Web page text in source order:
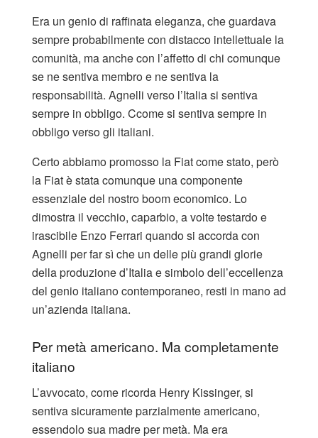
Era un genio di raffinata eleganza, che guardava
sempre probabilmente con distacco intellettuale la
comunità, ma anche con l’affetto di chi comunque
se ne sentiva membro e ne sentiva la
responsabilità. Agnelli verso l’Italia si sentiva
sempre in obbligo. Ccome si sentiva sempre in
obbligo verso gli italiani.
Certo abbiamo promosso la Fiat come stato, però
la Fiat è stata comunque una componente
essenziale del nostro boom economico. Lo
dimostra il vecchio, caparbio, a volte testardo e
irascibile Enzo Ferrari quando si accorda con
Agnelli per far sì che un delle più grandi glorie
della produzione d’Italia e simbolo dell’eccellenza
del genio italiano contemporaneo, resti in mano ad
un’azienda italiana.
Per metà americano. Ma completamente
italiano
L’avvocato, come ricorda Henry Kissinger, si
sentiva sicuramente parzialmente americano,
essendolo sua madre per metà. Ma era